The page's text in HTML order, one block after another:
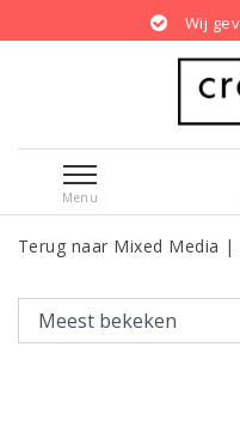
Menu
Terug naar Mixed Media |